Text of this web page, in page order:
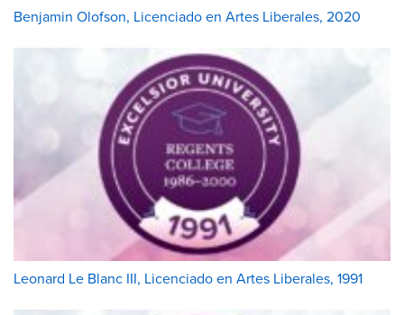
Benjamin Olofson, Licenciado en Artes Liberales, 2020
Leonard Le Blanc III, Licenciado en Artes Liberales, 1991